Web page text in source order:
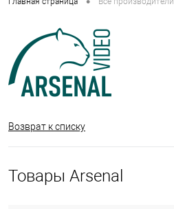
Возврат к списку
Товары Arsenal